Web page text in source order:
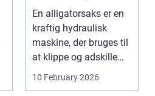
metaller
En alligatorsaks er en
kraftig hydraulisk
maskine, der bruges til
at klippe og adskille
forskellige ...
10 February 2026